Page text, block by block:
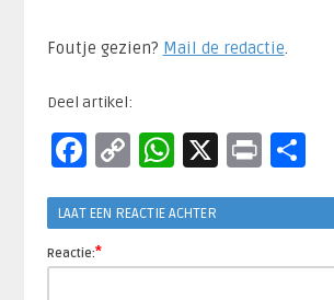
Foutje gezien? Mail de redactie.​
Deel artikel:
Facebook
CopyWhatsApp
X Print
LAAT EEN REACTIE ACHTER
Reactie:*